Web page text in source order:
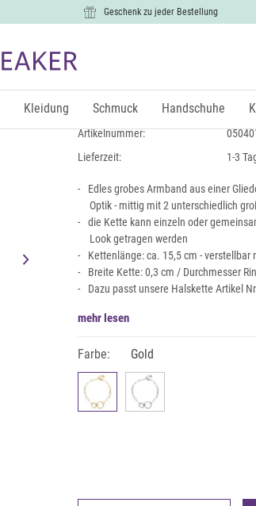
Geschenk zu jeder Bestellung
Kleidung Schmuck Handschuhe
Edelstahl Glieder
12,99 €
inkl. MwSt., zzgl.Versand
Artikelnummer:
Lieferzeit:
1-3
Edles grobes Armband aus einer
Optik - mittig mit 2 unterschiedlich
die Kette kann einzeln oder
Look getragen werden
Kettenlänge: ca. 15,5 cm - verstellbar
Breite Kette: 0,3 cm / Durchmesser
Dazu passt unsere Halskette Artikel
mehr lesen
Farbe: Gold